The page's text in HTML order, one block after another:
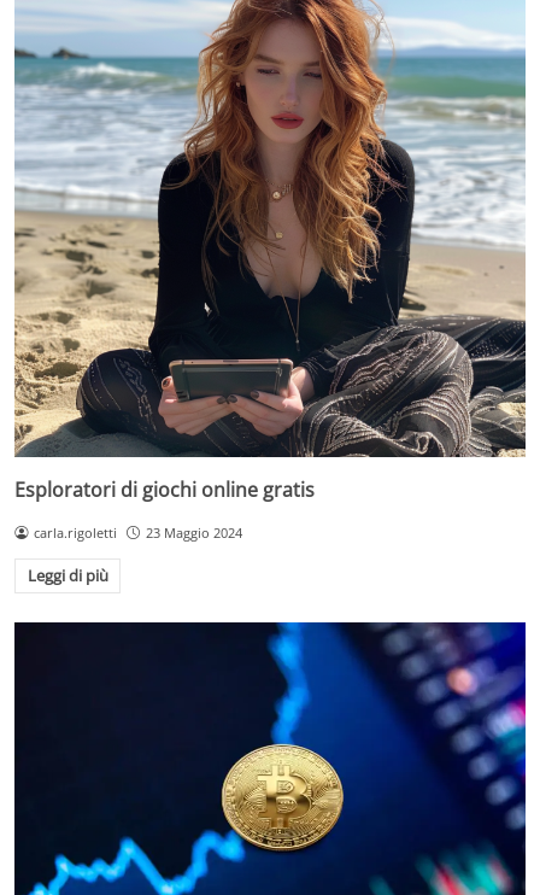
Esploratori di giochi online gratis
carla.rigoletti 23 Maggio 2024
Leggi di più